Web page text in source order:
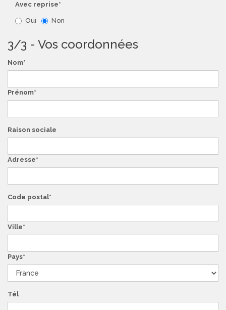
Avec reprise*
Oui Non
3/3 - Vos coordonnées
Nom
Prénom
Raison sociale
Adresse
Code postal
Ville
Pays
Tél